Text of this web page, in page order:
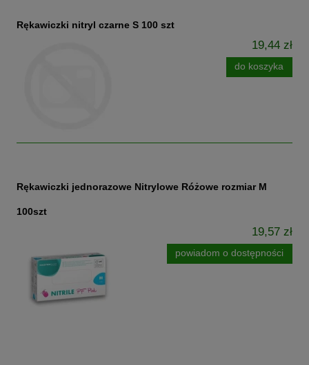
Rękawiczki nitryl czarne S 100 szt
19,44 zł
do koszyka
Rękawiczki jednorazowe Nitrylowe Różowe rozmiar M
100szt
19,57 zł
powiadom o dostępności